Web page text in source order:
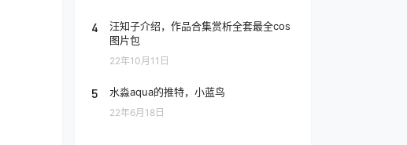
4
汪知子介绍，作品合集赏析全套最全cos
图片包
22年10月11日
5 水淼aqua的推特，小蓝鸟
22年6月18日